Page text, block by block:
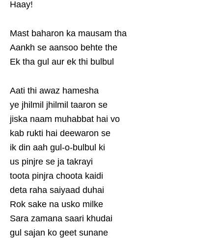
Haay!
Mast baharon ka mausam tha
Aankh se aansoo behte the
Ek tha gul aur ek thi bulbul
Aati thi awaz hamesha
ye jhilmil jhilmil taaron se
jiska naam muhabbat hai vo
kab rukti hai deewaron se
ik din aah gul-o-bulbul ki
us pinjre se ja takrayi
toota pinjra choota kaidi
deta raha saiyaad duhai
Rok sake na usko milke
Sara zamana saari khudai
gul sajan ko geet sunane